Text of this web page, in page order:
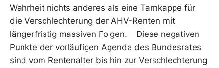
Wahrheit nichts anderes als eine Tarnkappe für
die Verschlechterung der AHV-Renten mit
längerfristig massiven Folgen. – Diese negativen
Punkte der vorläufigen Agenda des Bundesrates
sind vom Rentenalter bis hin zur Verschlechterung